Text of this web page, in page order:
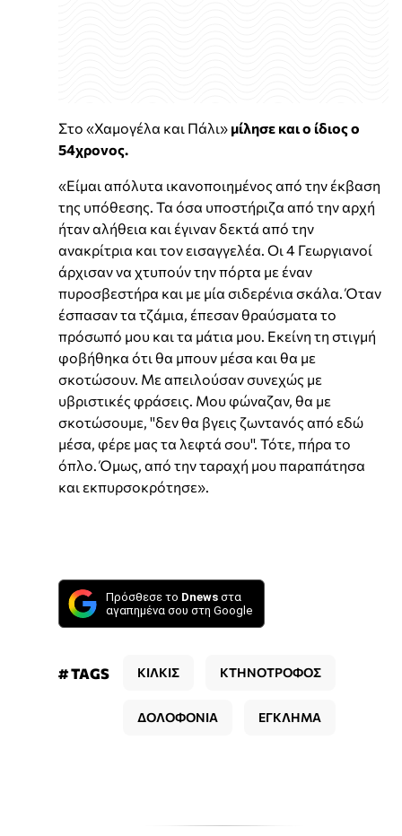
Στο «Χαμογέλα και Πάλι» μίλησε και ο ίδιος ο
54χρονος.
«Είμαι απόλυτα ικανοποιημένος από την έκβαση
της υπόθεσης. Τα όσα υποστήριζα από την αρχή
ήταν αλήθεια και έγιναν δεκτά από την
ανακρίτρια και τον εισαγγελέα. Οι 4 Γεωργιανοί
άρχισαν να χτυπούν την πόρτα με έναν
πυροσβεστήρα και με μία σιδερένια σκάλα. Όταν
έσπασαν τα τζάμια, έπεσαν θραύσματα το
πρόσωπό μου και τα μάτια μου. Εκείνη τη στιγμή
φοβήθηκα ότι θα μπουν μέσα και θα με
σκοτώσουν. Με απειλούσαν συνεχώς με
υβριστικές φράσεις. Μου φώναζαν, θα με
σκοτώσουμε, ''δεν θα βγεις ζωντανός από εδώ
μέσα, φέρε μας τα λεφτά σου''. Τότε, πήρα το
όπλο. Όμως, από την ταραχή μου παραπάτησα
και εκπυρσοκρότησε».
Πρόσθεσε το Dnews στα
αγαπημένα σου στη Google
# TAGS ΚΙΛΚΙΣ ΚΤΗΝΟΤΡΟΦΟΣ
ΔΟΛΟΦΟΝΙΑ ΕΓΚΛΗΜΑ